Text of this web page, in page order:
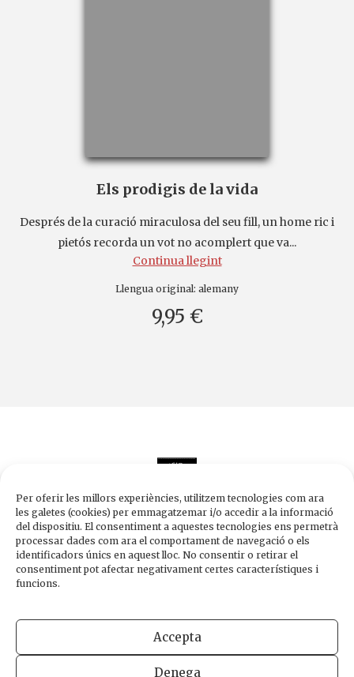
Per oferir les millors experiències, utilitzem tecnologies com ara
les galetes (cookies) per emmagatzemar i/o accedir a la informació
del dispositiu. El consentiment a aquestes tecnologies ens permetrà
processar dades com ara el comportament de navegació o els
identificadors únics en aquest lloc. No consentir o retirar el
consentiment pot afectar negativament certes característiques i
funcions.
Accepta
Denega
Els prodigis de la vida
Després de la curació miraculosa del seu fill, un home ric i
pietós recorda un vot no acomplert que va...
Continua llegint
Llengua original: alemany
9,95 €
Edicions de 1984
Carrer Trafalgar, 10, 2n-2a A
Fax 934 854 375
1984@edicions1984.cat